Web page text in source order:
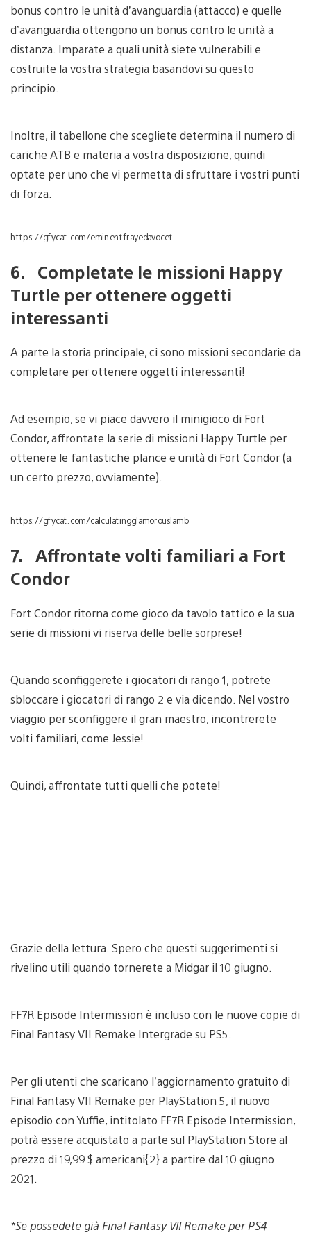
bonus contro le unità d’avanguardia (attacco) e quelle
d’avanguardia ottengono un bonus contro le unità a
distanza. Imparate a quali unità siete vulnerabili e
costruite la vostra strategia basandovi su questo
principio.
Inoltre, il tabellone che scegliete determina il numero di
cariche ATB e materia a vostra disposizione, quindi
optate per uno che vi permetta di sfruttare i vostri punti
di forza.
https://gfycat.com/eminentfrayedavocet
6. Completate le missioni Happy
Turtle per ottenere oggetti
interessanti
A parte la storia principale, ci sono missioni secondarie da
completare per ottenere oggetti interessanti!
Ad esempio, se vi piace davvero il minigioco di Fort
Condor, affrontate la serie di missioni Happy Turtle per
ottenere le fantastiche plance e unità di Fort Condor (a
un certo prezzo, ovviamente).
https://gfycat.com/calculatingglamorouslamb
7. Affrontate volti familiari a Fort
Condor
Fort Condor ritorna come gioco da tavolo tattico e la sua
serie di missioni vi riserva delle belle sorprese!
Quando sconfiggerete i giocatori di rango 1, potrete
sbloccare i giocatori di rango 2 e via dicendo. Nel vostro
viaggio per sconfiggere il gran maestro, incontrerete
volti familiari, come Jessie!
Quindi, affrontate tutti quelli che potete!
Grazie della lettura. Spero che questi suggerimenti si
rivelino utili quando tornerete a Midgar il 10 giugno.
FF7R Episode Intermission è incluso con le nuove copie di
Final Fantasy VII Remake Intergrade su PS5.
Per gli utenti che scaricano l’aggiornamento gratuito di
Final Fantasy VII Remake per PlayStation 5, il nuovo
episodio con Yuffie, intitolato FF7R Episode Intermission,
potrà essere acquistato a parte sul PlayStation Store al
prezzo di 19,99 $ americani{2} a partire dal 10 giugno
2021.
*Se possedete già Final Fantasy VII Remake per PS4